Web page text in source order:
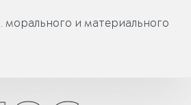
морального и материального